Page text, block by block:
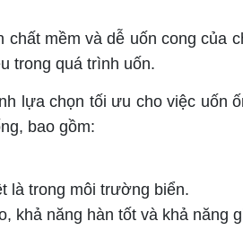
mềm và dễ uốn cong của
trong quá trình uốn.
lựa chọn tối ưu cho việc uốn
bao gồm:
là trong môi trường biển.
khả năng hàn tốt và khả năng